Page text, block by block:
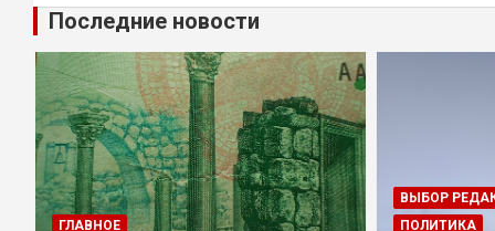
Последние новости
ГЛАВНОЕ
ВЫБОР
ПОЛИТИКА